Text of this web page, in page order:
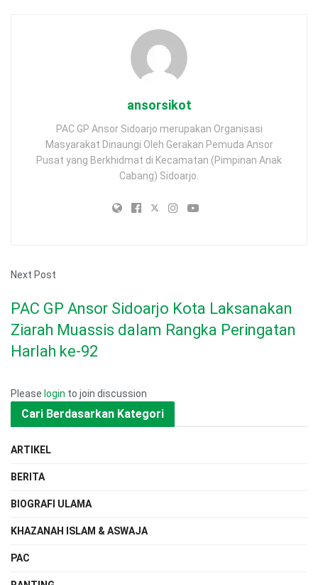
ansorsikot
PAC GP Ansor Sidoarjo merupakan Organisasi
Masyarakat Dinaungi Oleh Gerakan Pemuda Ansor
Pusat yang Berkhidmat di Kecamatan (Pimpinan Anak
Cabang) Sidoarjo.
Next Post
PAC GP Ansor Sidoarjo Kota Laksanakan
Ziarah Muassis dalam Rangka Peringatan
Harlah ke-92
Please login to join discussion
Cari Berdasarkan Kategori
ARTIKEL
BERITA
BIOGRAFI ULAMA
KHAZANAH ISLAM & ASWAJA
PAC